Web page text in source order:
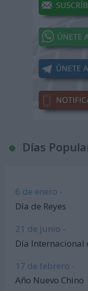
Días
6 de enero -
Día de Reyes
21 de junio -
Día Internacional
17 de febrero -
Año Nuevo Chino